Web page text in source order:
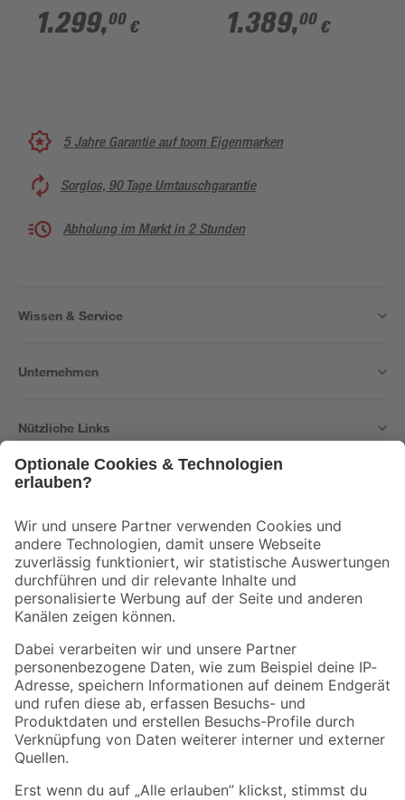
210 cm
1.299,00 €
cm
1.389,00 €
5 Jahre Garantie auf toom Eigenmarken
Sorglos, 90 Tage Umtauschgarantie
Abholung im Markt in 2 Stunden
Wissen & Service
Unternehmen
Nützliche Links
Der toom Newsletter: Keine Angebote und Aktionen mehr verpassen!
Zur Newsletter Anmeldung
Folge uns
Zahlungsarten Versandarten
Sicher einkaufen